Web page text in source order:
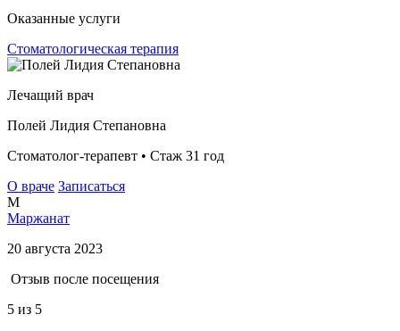
Оказанные услуги
Стоматологическая терапия
Лечащий врач
Полей Лидия Степановна
Стоматолог-терапевт • Стаж 31 год
О враче Записаться
М
Маржанат
20 августа 2023
Отзыв после посещения
5 из 5